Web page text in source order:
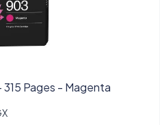
Pages - Magenta